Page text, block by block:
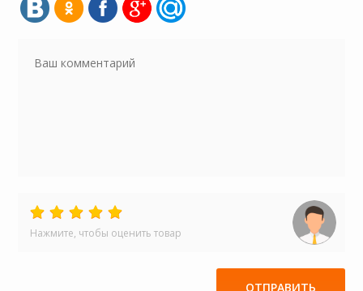
Нажмите, чтобы оценить товар
ОТПРАВИТЬ